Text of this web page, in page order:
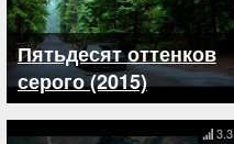
Пятьдесят оттенков
серого (2015)
3.3